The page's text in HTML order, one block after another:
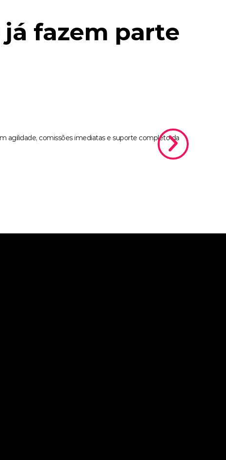
já fazem parte
agilidade, comissões imediatas e suporte completo da